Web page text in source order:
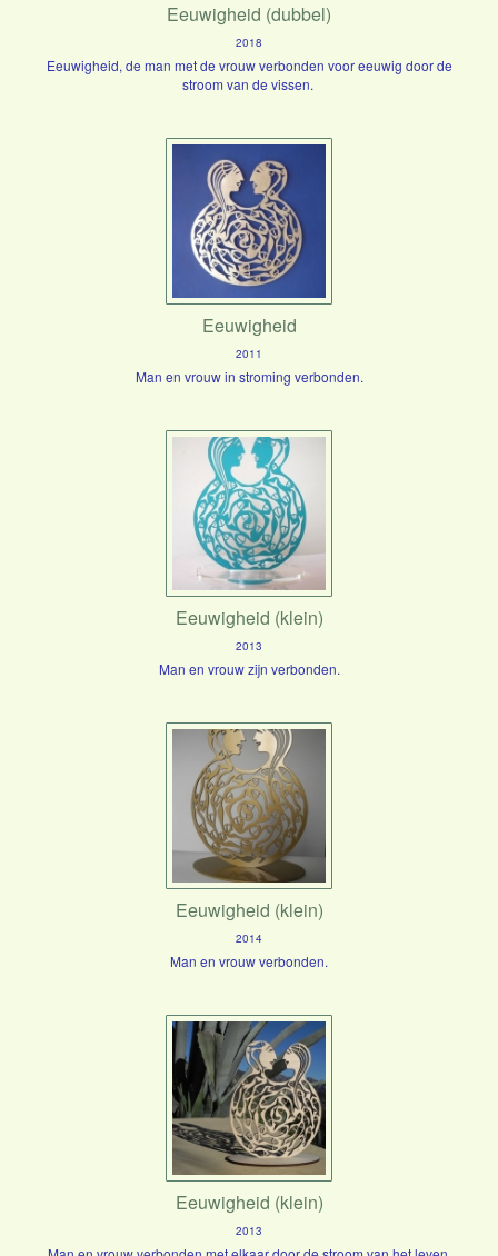
Eeuwigheid (dubbel)
2018
Eeuwigheid, de man met de vrouw verbonden voor eeuwig door de
stroom van de vissen.
Eeuwigheid
2011
Man en vrouw in stroming verbonden.
Eeuwigheid (klein)
2013
Man en vrouw zijn verbonden.
Eeuwigheid (klein)
2014
Man en vrouw verbonden.
Eeuwigheid (klein)
2013